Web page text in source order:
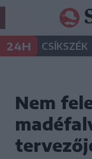
24H CSÍKSZÉK
Nem